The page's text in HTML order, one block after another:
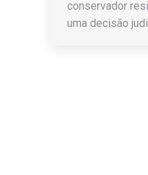
conservador
uma decisão